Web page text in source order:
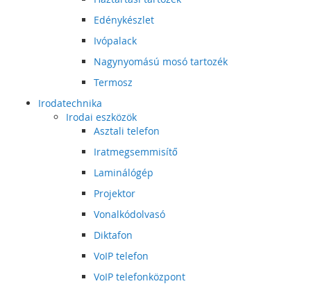
Edénykészlet
Ivópalack
Nagynyomású mosó tartozék
Termosz
Irodatechnika
Irodai eszközök
Asztali telefon
Iratmegsemmisítő
Laminálógép
Projektor
Vonalkódolvasó
Diktafon
VoIP telefon
VoIP telefonközpont